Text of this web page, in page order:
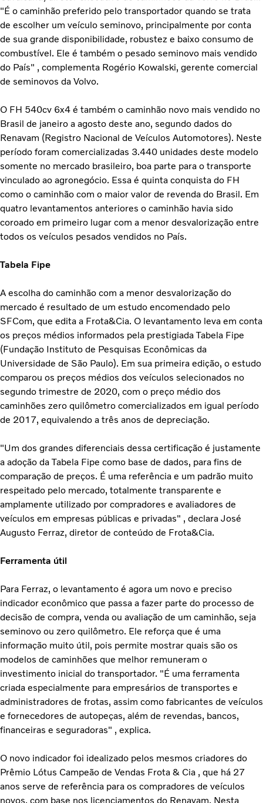
"É o caminhão preferido pelo transportador quando se trata
de escolher um veículo seminovo, principalmente por conta
de sua grande disponibilidade, robustez e baixo consumo de
combustível. Ele é também o pesado seminovo mais vendido
do País" , complementa Rogério Kowalski, gerente comercial
de seminovos da Volvo.
O FH 540cv 6x4 é também o caminhão novo mais vendido no
Brasil de janeiro a agosto deste ano, segundo dados do
Renavam (Registro Nacional de Veículos Automotores). Neste
período foram comercializadas 3.440 unidades deste modelo
somente no mercado brasileiro, boa parte para o transporte
vinculado ao agronegócio. Essa é quinta conquista do FH
como o caminhão com o maior valor de revenda do Brasil. Em
quatro levantamentos anteriores o caminhão havia sido
coroado em primeiro lugar com a menor desvalorização entre
todos os veículos pesados vendidos no País.
Tabela Fipe
A escolha do caminhão com a menor desvalorização do
mercado é resultado de um estudo encomendado pelo
SFCom, que edita a Frota&Cia. O levantamento leva em conta
os preços médios informados pela prestigiada Tabela Fipe
(Fundação Instituto de Pesquisas Econômicas da
Universidade de São Paulo). Em sua primeira edição, o estudo
comparou os preços médios dos veículos selecionados no
segundo trimestre de 2020, com o preço médio dos
caminhões zero quilômetro comercializados em igual período
de 2017, equivalendo a três anos de depreciação.
"Um dos grandes diferenciais dessa certificação é justamente
a adoção da Tabela Fipe como base de dados, para fins de
comparação de preços. É uma referência e um padrão muito
respeitado pelo mercado, totalmente transparente e
amplamente utilizado por compradores e avaliadores de
veículos em empresas públicas e privadas" , declara José
Augusto Ferraz, diretor de conteúdo de Frota&Cia.
Ferramenta útil
Para Ferraz, o levantamento é agora um novo e preciso
indicador econômico que passa a fazer parte do processo de
decisão de compra, venda ou avaliação de um caminhão, seja
seminovo ou zero quilômetro. Ele reforça que é uma
informação muito útil, pois permite mostrar quais são os
modelos de caminhões que melhor remuneram o
investimento inicial do transportador. "É uma ferramenta
criada especialmente para empresários de transportes e
administradores de frotas, assim como fabricantes de veículos
e fornecedores de autopeças, além de revendas, bancos,
financeiras e seguradoras" , explica.
O novo indicador foi idealizado pelos mesmos criadores do
Prêmio Lótus Campeão de Vendas Frota & Cia , que há 27
anos serve de referência para os compradores de veículos
novos, com base nos licenciamentos do Renavam. Nesta